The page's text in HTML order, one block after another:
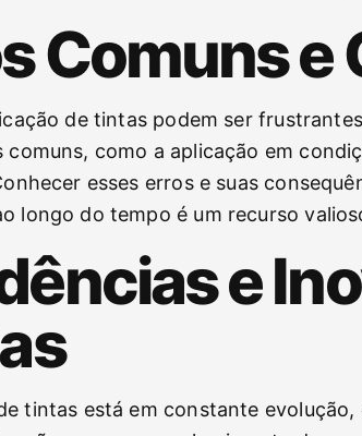
Comuns
de tintas podem ser
comuns, como a aplicação em
esses erros e suas
longo do tempo é um recurso
e
tintas está em constante